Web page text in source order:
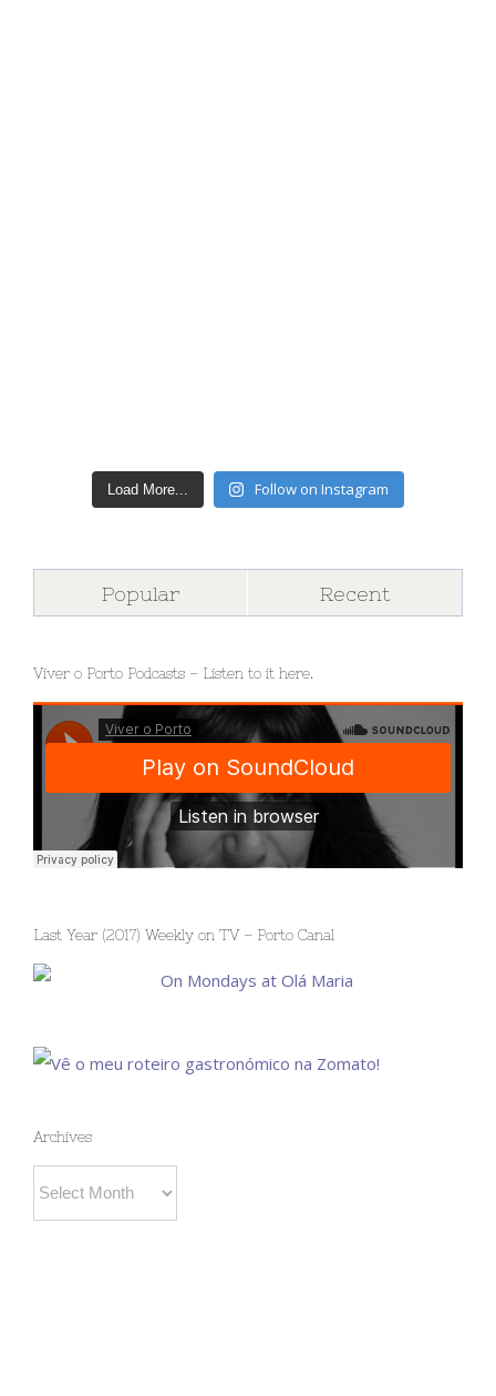
Load More... Follow on Instagram
Popular Recent
Viver o Porto Podcasts – Listen to it here.
Last Year (2017) Weekly on TV – Porto Canal
Archives